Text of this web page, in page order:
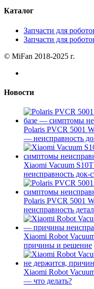
Каталог
Запчасти для
Запчасти для
© MiFan 2018-2025 г.
Новости
Polaris PVCR 5001
— неисправность
Xiaomi Vacuum
неисправность док-
Polaris PVCR 5001
неисправность
Xiaomi Robot
причины и решение
Xiaomi Robot
— что делать?